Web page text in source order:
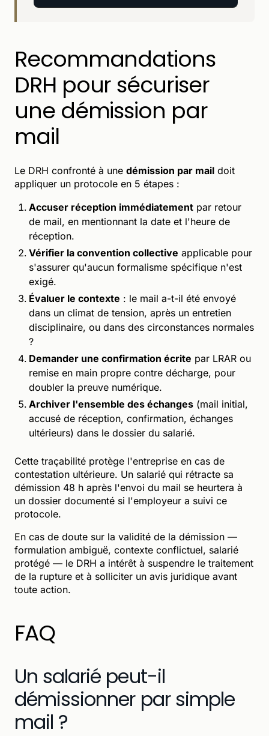
Recommandations
DRH pour sécuriser
une démission par
mail
Le DRH confronté à une démission par mail doit
appliquer un protocole en 5 étapes :
Accuser réception immédiatement par retour
de mail, en mentionnant la date et l'heure de
réception.
Vérifier la convention collective applicable pour
s'assurer qu'aucun formalisme spécifique n'est
exigé.
Évaluer le contexte : le mail a-t-il été envoyé
dans un climat de tension, après un entretien
disciplinaire, ou dans des circonstances normales
?
Demander une confirmation écrite par LRAR ou
remise en main propre contre décharge, pour
doubler la preuve numérique.
Archiver l'ensemble des échanges (mail initial,
accusé de réception, confirmation, échanges
ultérieurs) dans le dossier du salarié.
Cette traçabilité protège l'entreprise en cas de
contestation ultérieure. Un salarié qui rétracte sa
démission 48 h après l'envoi du mail se heurtera à
un dossier documenté si l'employeur a suivi ce
protocole.
En cas de doute sur la validité de la démission —
formulation ambiguë, contexte conflictuel, salarié
protégé — le DRH a intérêt à suspendre le traitement
de la rupture et à solliciter un avis juridique avant
toute action.
FAQ
Un salarié peut-il
démissionner par simple
mail ?